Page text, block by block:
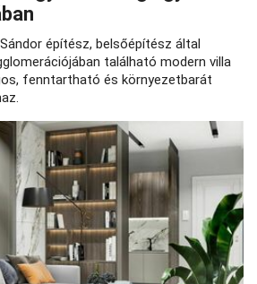
építész, belsőépítész által
található modern villa
fenntartható és környezetbarát